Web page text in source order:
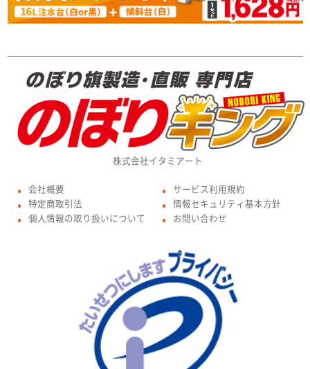
株式会社イタミアート
● 会社概要
● 特定商取引法
● 個人情報の取り扱いについて
● サービス利用規約
● 情報セキュリティ基本方針
● お問い合わせ